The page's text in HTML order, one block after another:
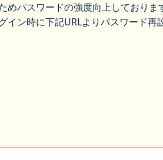
パスワードの強度向上しておりま
ン時に下記URLよりパスワード再